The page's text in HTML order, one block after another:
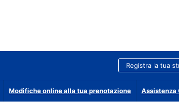
Registra la tua
Modifiche online alla tua prenotazione Assistenza